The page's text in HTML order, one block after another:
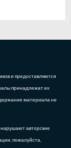
и предоставляются
принадлежат их
материала не
авторские
пожалуйста,